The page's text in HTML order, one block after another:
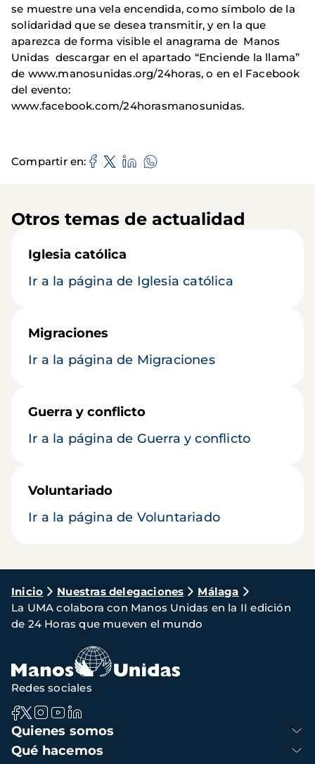
se muestre una vela encendida, como símbolo de la
solidaridad que se desea transmitir, y en la que
aparezca de forma visible el anagrama de Manos
Unidas descargar en el apartado “Enciende la llama”
de www.manosunidas.org/24horas, o en el Facebook
del evento:
www.facebook.com/24horasmanosunidas.
Compartir en
Otros temas de actualidad
Iglesia católica
Ir a la página de Iglesia católica
Migraciones
Ir a la página de Migraciones
Guerra y conflicto
Ir a la página de Guerra y conflicto
Voluntariado
Ir a la página de Voluntariado
Ruta
de
navegación
Inicio Nuestras delegaciones
Málaga
La UMA colabora con Manos Unidas en la II edición
de 24 Horas que mueven el mundo
Navegación
principal
Quienes somos
Qué hacemos
Redes sociales